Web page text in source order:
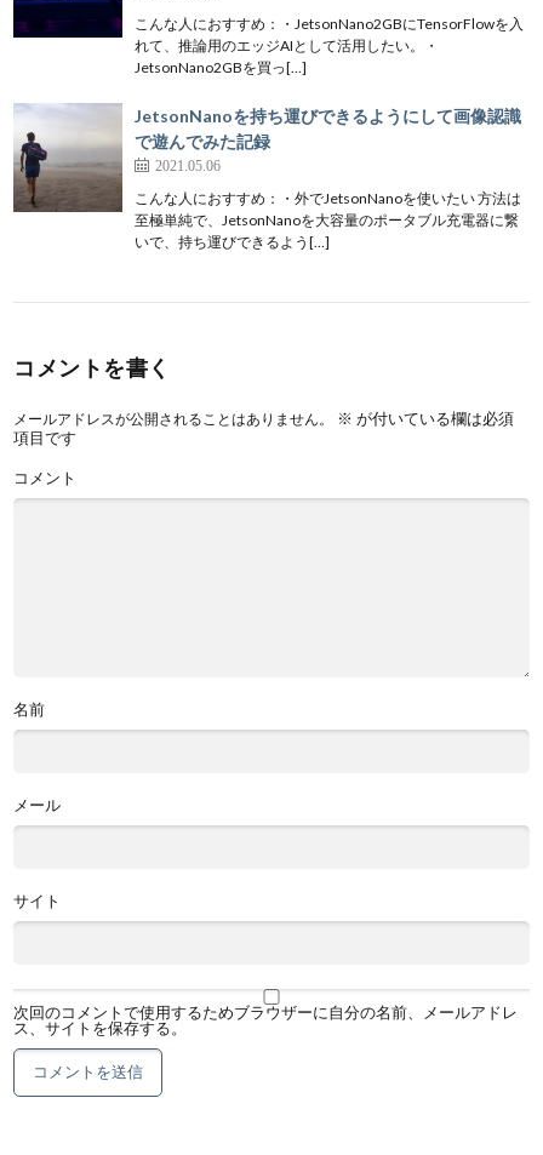
こんな人におすすめ：・JetsonNano2GBにTensorFlowを入
れて、推論用のエッジAIとして活用したい。・
JetsonNano2GBを買っ[…]
JetsonNanoを持ち運びできるようにして画像認識
で遊んでみた記録
2021.05.06
こんな人におすすめ：・外でJetsonNanoを使いたい 方法は
至極単純で、JetsonNanoを大容量のポータブル充電器に繋
いで、持ち運びできるよう[…]
コメントを書く
メールアドレスが公開されることはありません。 ※ が付いている欄は必須
項目です
コメント
名前
メール
サイト
次回のコメントで使用するためブラウザーに自分の名前、メールアドレ
ス、サイトを保存する。